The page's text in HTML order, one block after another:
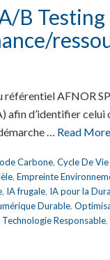
B
AFNOR
afin d’identifier
… Read More
Carbone, Cycle De
, Empreinte
, IA frugale, IA pour la
Durable,
Technologie Responsable,